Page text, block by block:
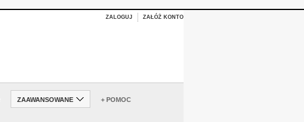
ZALOGUJ ZAŁÓŻ KONTO
ZAAWANSOWANE + POMOC